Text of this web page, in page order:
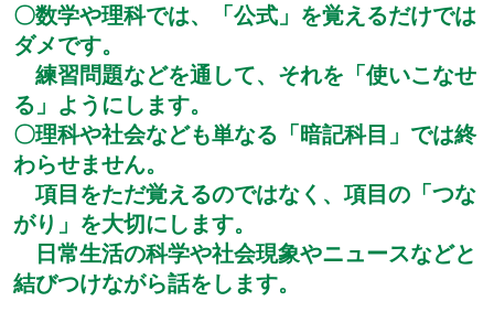
〇数学や理科では、「公式」を覚えるだけでは
ダメです。
練習問題などを通して、それを「使いこなせ
る」ようにします。
〇理科や社会なども単なる「暗記科目」では終
わらせません。
項目をただ覚えるのではなく、項目の「つな
がり」を大切にします。
日常生活の科学や社会現象やニュースなどと
結びつけながら話をします。